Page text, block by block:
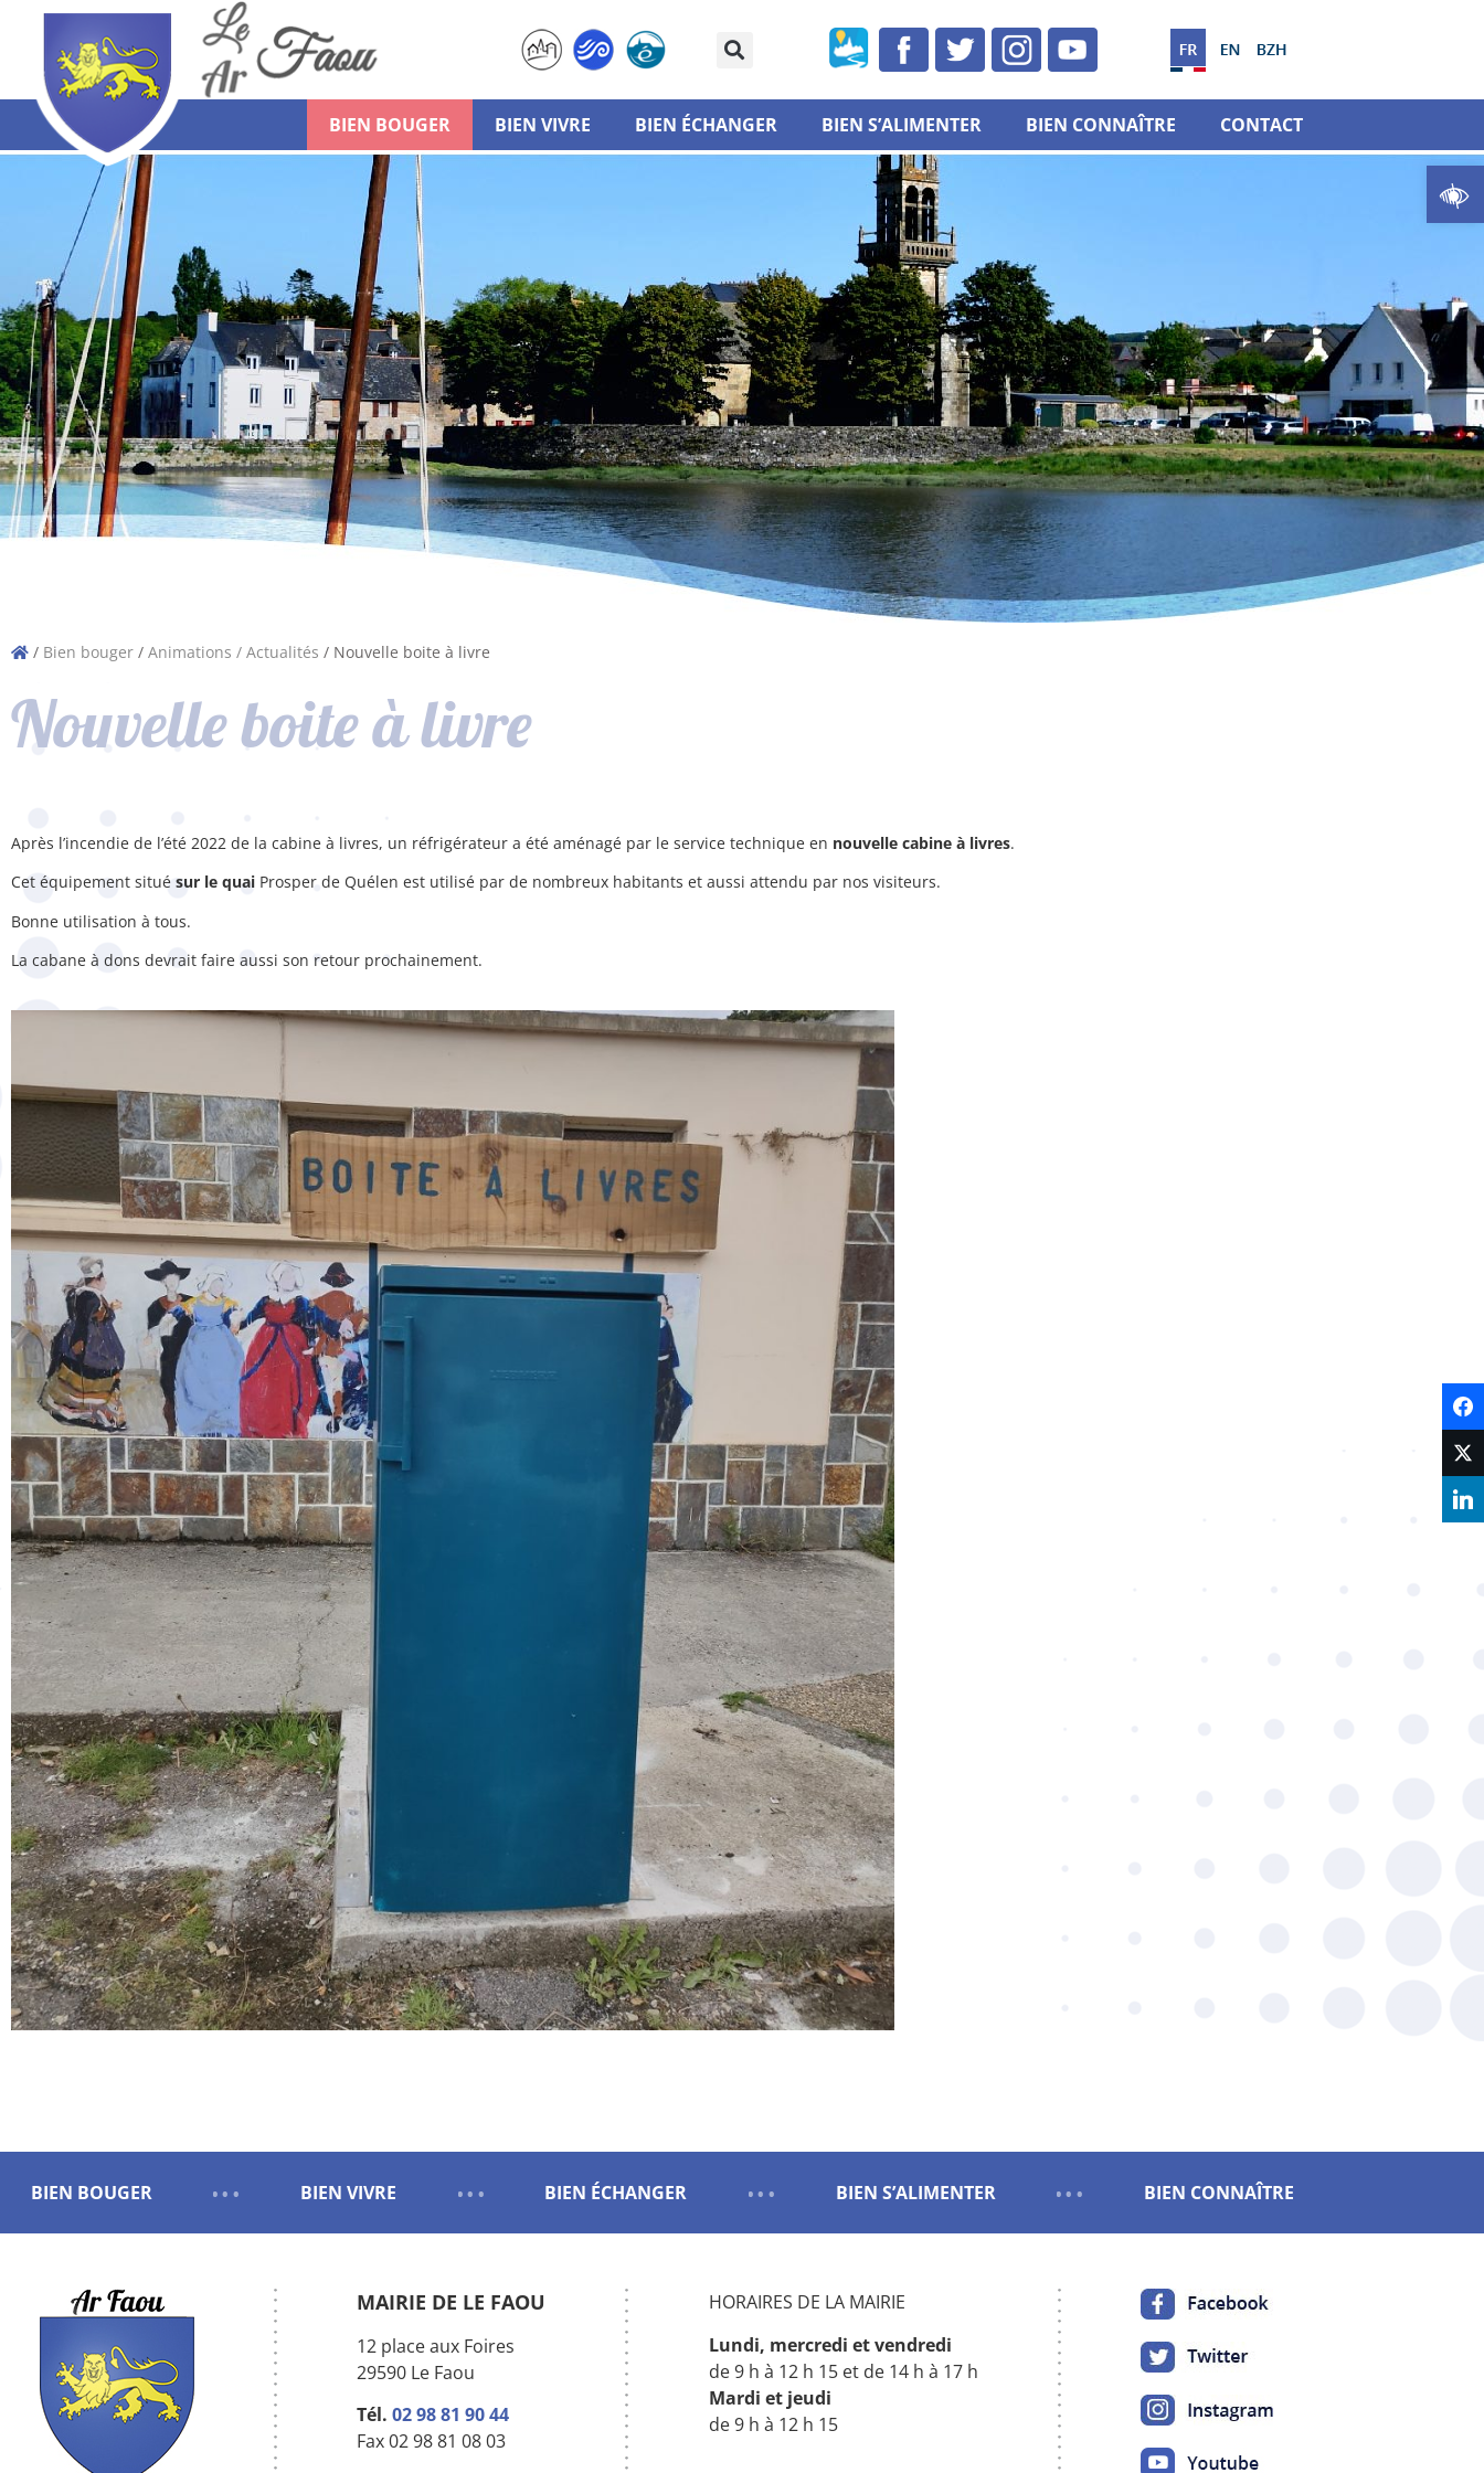
Ouvrir
BIEN BOUGER BIEN VIVRE BIEN ÉCHANGER BIEN S’ALIMENTER BIEN CONNAÎTRE CONTACT
/ Bien bouger / Animations / Actualités / Nouvelle boite à livre
Nouvelle boite à livre
Après l’incendie de l’été 2022 de la cabine à livres, un réfrigérateur a été aménagé par le service technique en nouvelle cabine à livres.
Cet équipement situé sur le quai Prosper de Quélen est utilisé par de nombreux habitants et aussi attendu par nos visiteurs.
Bonne utilisation à tous.
La cabane à dons devrait faire aussi son retour prochainement.
BIEN BOUGER BIEN VIVRE BIEN ÉCHANGER BIEN S’ALIMENTER BIEN CONNAÎTRE
MAIRIE DE LE FAOU
12 place aux Foires
29590 Le Faou
Tél.02 98 81 90 44
Fax 02 98 81 08 03
HORAIRES DE LA MAIRIE
Lundi, mercredi et vendredi
de 9 h à 12 h 15 et de 14 h à 17 h
Mardi et jeudi
de 9 h à 12 h 15